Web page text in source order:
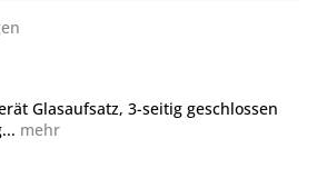
Glasaufsatz, 3-seitig geschlossen
mehr